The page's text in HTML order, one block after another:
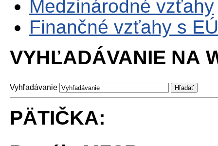
Medzinárodné vzťahy
Finančné vzťahy s EÚ
VYHĽADÁVANIE NA
Vyhľadávanie
PÄTIČKA: